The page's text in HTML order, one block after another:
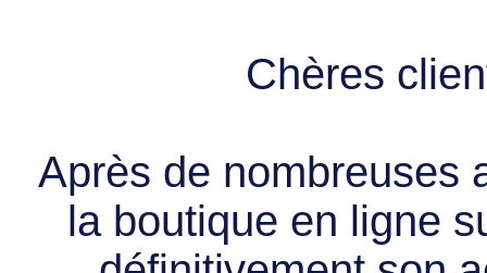
Chères
Après de nombreuses
la boutique en ligne